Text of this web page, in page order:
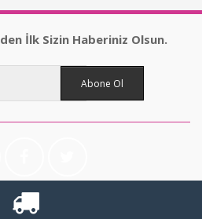
İlk Sizin Haberiniz Olsun.
Abone Ol